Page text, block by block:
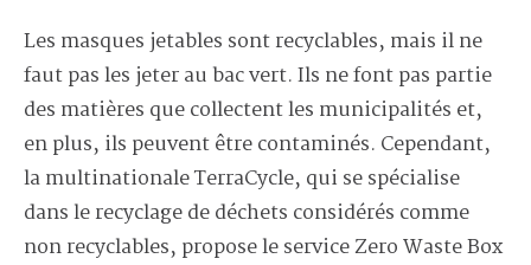
Les masques jetables sont recyclables, mais il ne
faut pas les jeter au bac vert. Ils ne font pas partie
des matières que collectent les municipalités et,
en plus, ils peuvent être contaminés. Cependant,
la multinationale TerraCycle, qui se spécialise
dans le recyclage de déchets considérés comme
non recyclables, propose le service Zero Waste Box